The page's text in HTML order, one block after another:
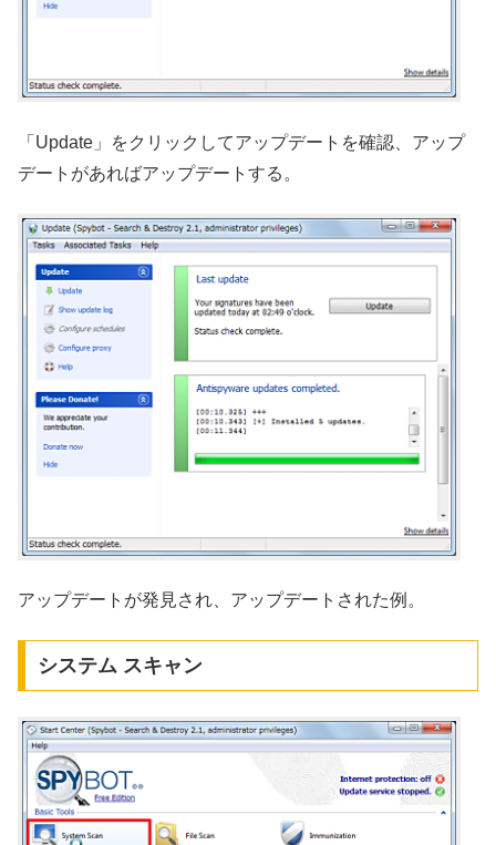
「Update」をクリックしてアップデートを確認、アップ
デートがあればアップデートする。
アップデートが発見され、アップデートされた例。
システム スキャン